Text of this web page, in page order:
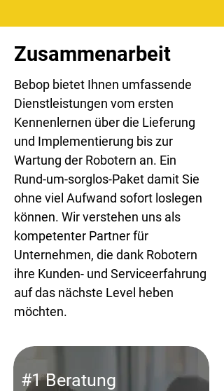
Zusammenarbeit
Bebop bietet Ihnen umfassende
Dienstleistungen vom ersten
Kennenlernen über die Lieferung
und Implementierung bis zur
Wartung der Robotern an. Ein
Rund-um-sorglos-Paket damit Sie
ohne viel Aufwand sofort loslegen
können. Wir verstehen uns als
kompetenter Partner für
Unternehmen, die dank Robotern
ihre Kunden- und Serviceerfahrung
auf das nächste Level heben
möchten.
#1 Beratung